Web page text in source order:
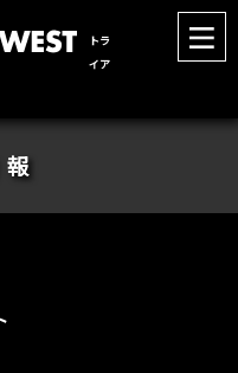
トラ
イア